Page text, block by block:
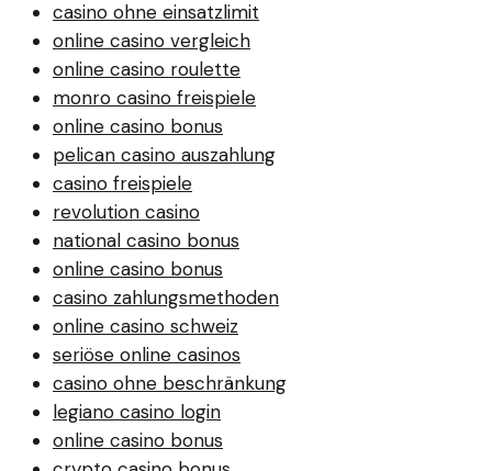
casino ohne einsatzlimit
online casino vergleich
online casino roulette
monro casino freispiele
online casino bonus
pelican casino auszahlung
casino freispiele
revolution casino
national casino bonus
online casino bonus
casino zahlungsmethoden
online casino schweiz
seriöse online casinos
casino ohne beschränkung
legiano casino login
online casino bonus